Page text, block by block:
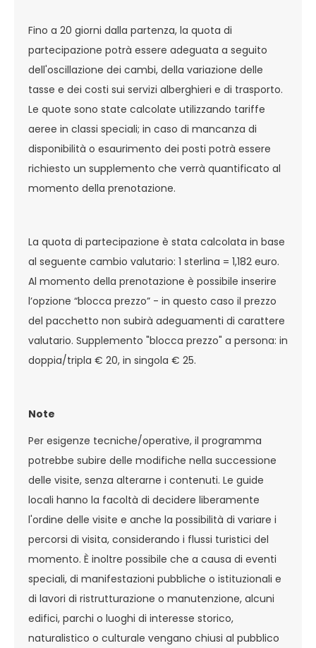
Fino a 20 giorni dalla partenza, la quota di
partecipazione potrà essere adeguata a seguito
dell'oscillazione dei cambi, della variazione delle
tasse e dei costi sui servizi alberghieri e di trasporto.
Le quote sono state calcolate utilizzando tariffe
aeree in classi speciali; in caso di mancanza di
disponibilità o esaurimento dei posti potrà essere
richiesto un supplemento che verrà quantificato al
momento della prenotazione.
La quota di partecipazione è stata calcolata in base
al seguente cambio valutario: 1 sterlina = 1,182 euro.
Al momento della prenotazione è possibile inserire
l’opzione “blocca prezzo” - in questo caso il prezzo
del pacchetto non subirà adeguamenti di carattere
valutario. Supplemento "blocca prezzo" a persona: in
doppia/tripla € 20, in singola € 25.
Note
Per esigenze tecniche/operative, il programma
potrebbe subire delle modifiche nella successione
delle visite, senza alterarne i contenuti. Le guide
locali hanno la facoltà di decidere liberamente
l'ordine delle visite e anche la possibilità di variare i
percorsi di visita, considerando i flussi turistici del
momento. È inoltre possibile che a causa di eventi
speciali, di manifestazioni pubbliche o istituzionali e
di lavori di ristrutturazione o manutenzione, alcuni
edifici, parchi o luoghi di interesse storico,
naturalistico o culturale vengano chiusi al pubblico